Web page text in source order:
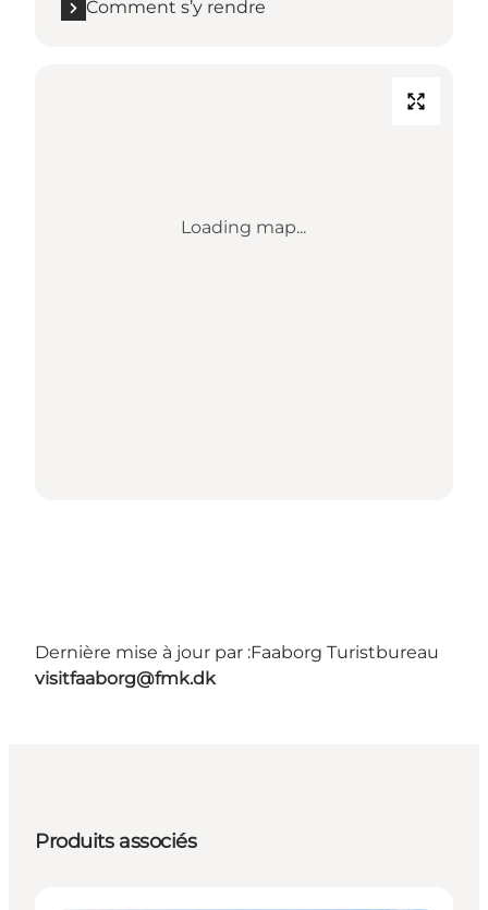
Comment s’y rendre
Loading map...
Dernière mise à jour par :Faaborg Turistbureau
visitfaaborg@fmk.dk
Produits associés